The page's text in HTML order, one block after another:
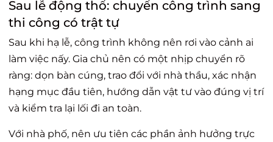
Sau lễ động thổ: chuyển công trình sang
thi công có trật tự
Sau khi hạ lễ, công trình không nên rơi vào cảnh ai
làm việc nấy. Gia chủ nên có một nhịp chuyển rõ
ràng: dọn bàn cúng, trao đổi với nhà thầu, xác nhận
hạng mục đầu tiên, hướng dẫn vật tư vào đúng vị trí
và kiểm tra lại lối đi an toàn.
Với nhà phố, nên ưu tiên các phần ảnh hưởng trực